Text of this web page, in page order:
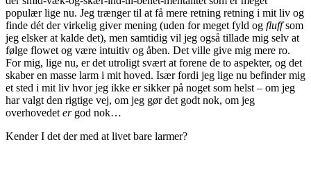
populær lige nu. Jeg trænger til at få mere retning retning i mit liv og
finde dét der virkelig giver mening (uden for meget fyld og fluffsom
jeg elsker at kalde det), men samtidig vil jeg også tillade mig selv at
følge flowet og være intuitiv og åben. Det ville give mig mere ro.
For mig, lige nu, er det utroligt svært at forene de to aspekter, og det
skaber en masse larm i mit hoved. Især fordi jeg lige nu befinder mig
et sted i mit liv hvor jeg ikke er sikker på noget som helst – om jeg
har valgt den rigtige vej, om jeg gør det godt nok, om jeg
overhovedetergod nok…
Kender I det der med at livet bare larmer?